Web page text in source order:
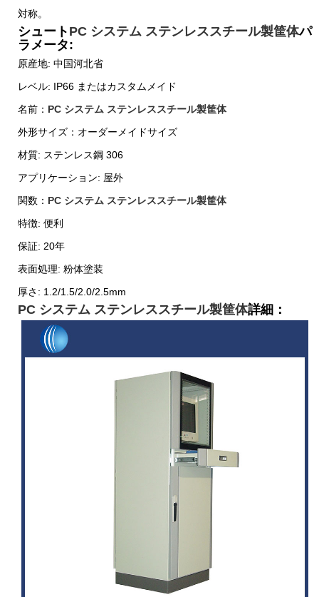
対称。
シュート PC システム ステンレススチール製筐体パ
ラメータ:
原産地: 中国河北省
レベル: IP66 またはカスタムメイド
名前： PC システム ステンレススチール製筐体
外形サイズ：オーダーメイドサイズ
材質: ステンレス鋼 306
アプリケーション: 屋外
関数： PC システム ステンレススチール製筐体
特徴: 便利
保証: 20年
表面処理: 粉体塗装
厚さ: 1.2/1.5/2.0/2.5mm
PC システム ステンレススチール製筐体詳細：